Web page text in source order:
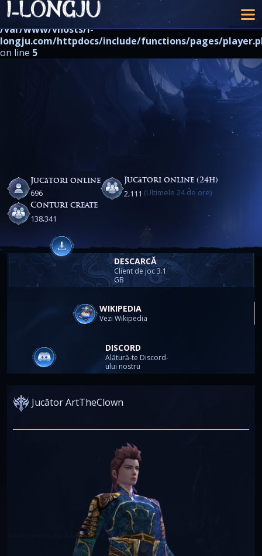
Warning: strpos() expects at least 2 parameters, 1 given in
/var/www/vhosts/i-
longju.com/httpdocs/include/functions/pages/
on line 5
Jucători online
696
Jucători online (24h)
2,111 (Ultimele 24 de ore)
Conturi create
138,341
DESCARCĂ
Client de joc 3.1
GB
WIKIPEDIA
Vezi Wikipedia
DISCORD
Alătură-te Discord-
ului nostru
Jucător ArtTheClown